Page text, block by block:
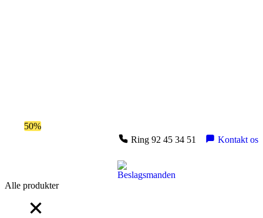
50%
Ring 92 45 34 51
Kontakt os
Alle produkter